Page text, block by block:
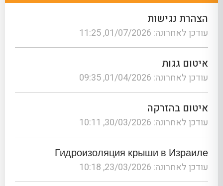
הצהרת נגישות
עודכן לאחרונה: 01/07/2026, 11:25
איטום גגות
עודכן לאחרונה: 01/04/2026, 09:35
איטום בהזרקה
עודכן לאחרונה: 30/03/2026, 10:11
Гидроизоляция крыши в Израиле
עודכן לאחרונה: 23/03/2026, 10:18